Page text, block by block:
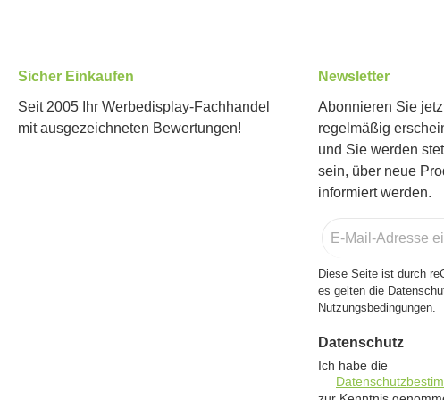
Sicher Einkaufen
Seit 2005 Ihr Werbedisplay-Fachhandel
mit ausgezeichneten Bewertungen!
Newsletter
Abonnieren Sie
regelmäßig
und Sie werden
sein, über neue
informiert werden.
Mail-
*
Diese Seite ist durch
es gelten die
Nutzungsbedingungen.
Datenschutz
Ich habe die